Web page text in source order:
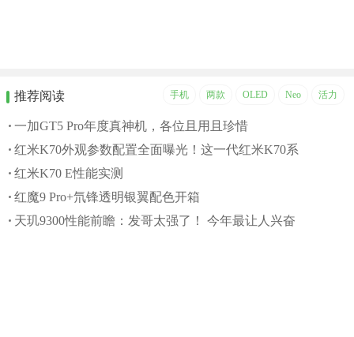
推荐阅读 活力
Neo
OLED
两款
手机
一加GT5 Pro年度真神机，各位且用且珍惜
红米K70外观参数配置全面曝光！这一代红米K70系
红米K70 E性能实测
红魔9 Pro+氘锋透明银翼配色开箱
天玑9300性能前瞻：发哥太强了！ 今年最让人兴奋